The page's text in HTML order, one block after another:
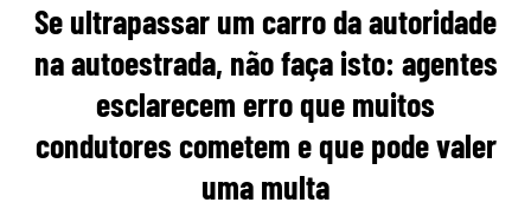
Se ultrapassar um carro da autoridade
na autoestrada, não faça isto: agentes
esclarecem erro que muitos
condutores cometem e que pode valer
uma multa